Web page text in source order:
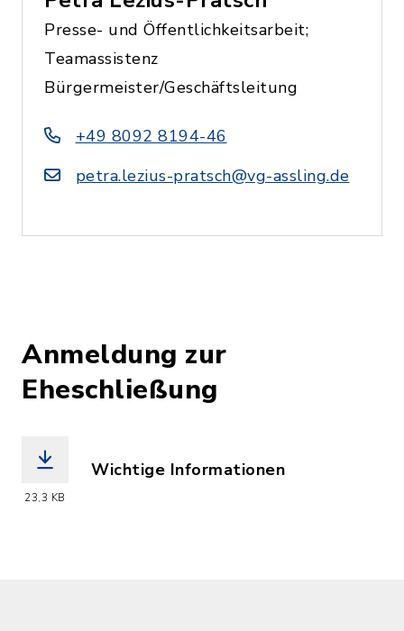
Presse- und Öffentlichkeitsarbeit;
Teamassistenz
Bürgermeister/Geschäftsleitung
+49 8092 8194-46
petra.lezius-pratsch@vg-assling.de
Anmeldung zur
Eheschließung
23,3 KB
Wichtige Informationen